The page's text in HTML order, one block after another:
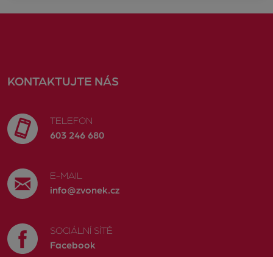
KONTAKTUJTE NÁS
TELEFON
603 246 680
E-MAIL
info@zvonek.cz
SOCIÁLNÍ SÍTĚ
Facebook